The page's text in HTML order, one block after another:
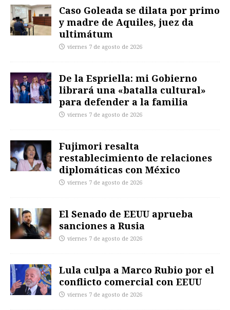
Caso Goleada se dilata por primo
y madre de Aquiles, juez da
ultimátum
viernes 7 de agosto de 2026
De la Espriella: mi Gobierno
librará una «batalla cultural»
para defender a la familia
viernes 7 de agosto de 2026
Fujimori resalta
restablecimiento de relaciones
diplomáticas con México
viernes 7 de agosto de 2026
El Senado de EEUU aprueba
sanciones a Rusia
viernes 7 de agosto de 2026
Lula culpa a Marco Rubio por el
conflicto comercial con EEUU
viernes 7 de agosto de 2026